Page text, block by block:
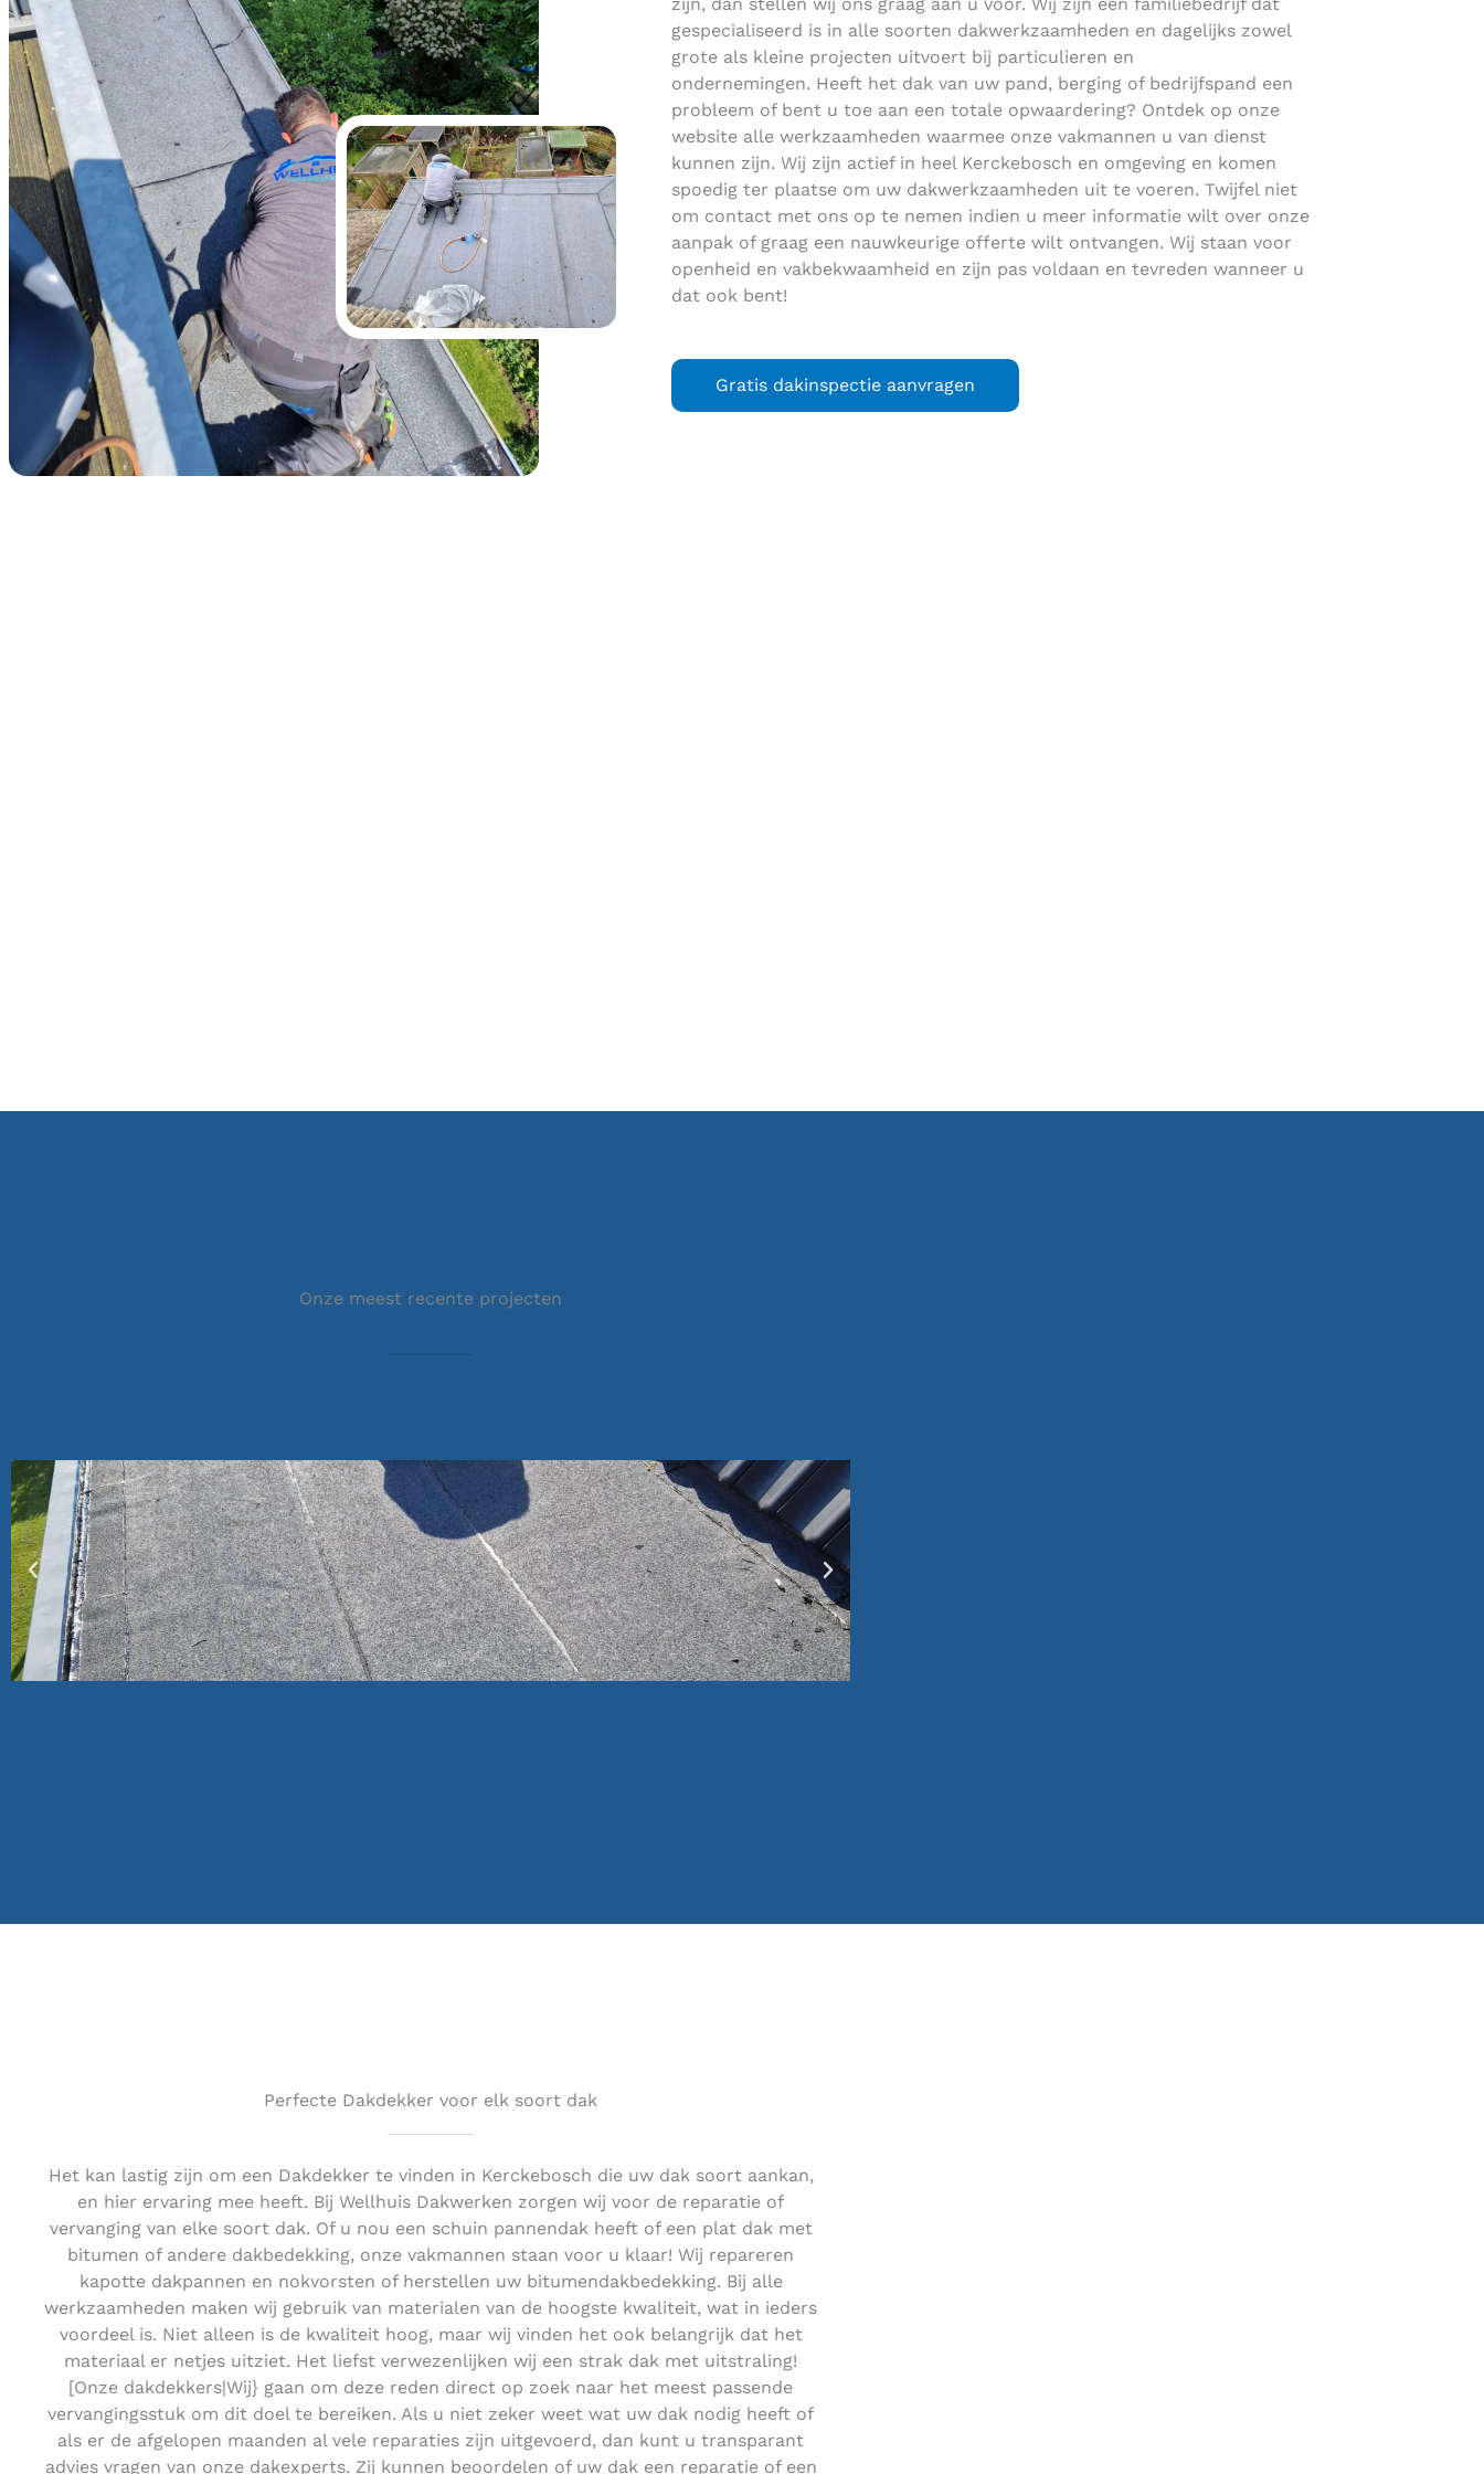
gespecialiseerd is in alle soorten dakwerkzaamheden en dagelijks zowel
grote als kleine projecten uitvoert bij particulieren en
ondernemingen. Heeft het dak van uw pand, berging of bedrijfspand een
probleem of bent u toe aan een totale opwaardering? Ontdek op onze
website alle werkzaamheden waarmee onze vakmannen u van dienst
kunnen zijn. Wij zijn actief in heel Kerckebosch en omgeving en komen
spoedig ter plaatse om uw dakwerkzaamheden uit te voeren. Twijfel niet
om contact met ons op te nemen indien u meer informatie wilt over onze
aanpak of graag een nauwkeurige offerte wilt ontvangen. Wij staan voor
openheid en vakbekwaamheid en zijn pas voldaan en tevreden wanneer u
dat ook bent!
Gratis dakinspectie aanvragen
Onze meest recente projecten
Perfecte Dakdekker voor elk soort dak
Het kan lastig zijn om een Dakdekker te vinden in Kerckebosch die uw dak soort aankan,
en hier ervaring mee heeft. Bij Wellhuis Dakwerken zorgen wij voor de reparatie of
vervanging van elke soort dak. Of u nou een schuin pannendak heeft of een plat dak met
bitumen of andere dakbedekking, onze vakmannen staan voor u klaar! Wij repareren
kapotte dakpannen en nokvorsten of herstellen uw bitumendakbedekking. Bij alle
werkzaamheden maken wij gebruik van materialen van de hoogste kwaliteit, wat in ieders
voordeel is. Niet alleen is de kwaliteit hoog, maar wij vinden het ook belangrijk dat het
materiaal er netjes uitziet. Het liefst verwezenlijken wij een strak dak met uitstraling!
[Onze dakdekkers|Wij} gaan om deze reden direct op zoek naar het meest passende
vervangingsstuk om dit doel te bereiken. Als u niet zeker weet wat uw dak nodig heeft of
als er de afgelopen maanden al vele reparaties zijn uitgevoerd, dan kunt u transparant
advies vragen van onze dakexperts. Zij kunnen beoordelen of uw dak een reparatie of een